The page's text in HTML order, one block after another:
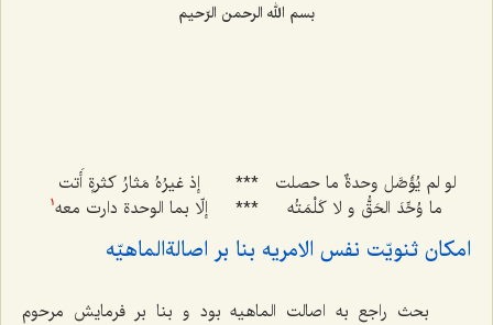
بسم الله الرحمن الرّحیم
لو لم یُؤَصَّل وحدةٌ ما حصلت ***
إذ غیرُهُ مَثارُ کثرةٍ أَتت
ما وُحِّدَ الحَقُّ و لا کَلْمَتُه
*** إلّا بما الوحدة دارت معه1
امکان ثنویّت نفس الامریه بنا بر اصالةالماهیّه
بحث راجع به اصالت الماهیه بود و بنا بر فرمایش مرحوم